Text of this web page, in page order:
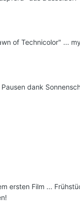
of Technicolor" ...
dank
ersten Film ...